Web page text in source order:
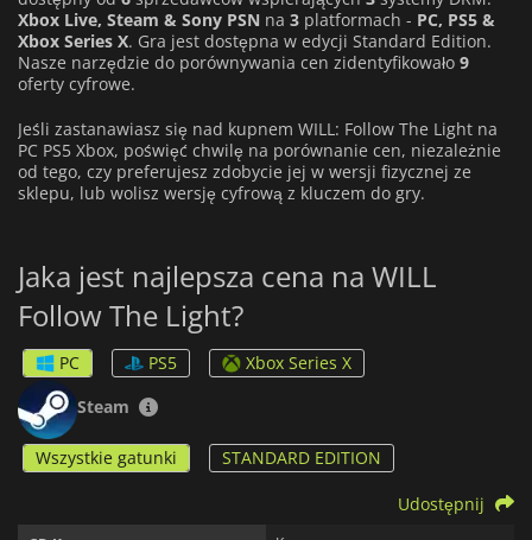
91.02zł
Xbox Live, Steam & Sony PSN na 3 platformach - PC, PS5 &
Xbox Series X. Gra jest dostępna w edycji Standard Edition.
Nasze narzędzie do porównywania cen zidentyfikowało 9
oferty cyfrowe.
Jeśli zastanawiasz się nad kupnem WILL: Follow The Light na
PC PS5 Xbox, poświęć chwilę na porównanie cen, niezależnie
od tego, czy preferujesz zdobycie jej w wersji fizycznej ze
sklepu, lub wolisz wersję cyfrową z kluczem do gry.
Jaka jest najlepsza cena na WILL
Follow The Light?
PC PS5
Xbox Series X
Steam
Wszystkie gatunki STANDARD EDITION
Udostępnij